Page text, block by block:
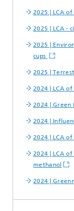
2025 | LCA
2025 | LCA -
2025 |
cups
2025 |
2024 | LCA
2024 | Green
2024 |
2024 | LCA
2024 | LCA
methanol
2024 |